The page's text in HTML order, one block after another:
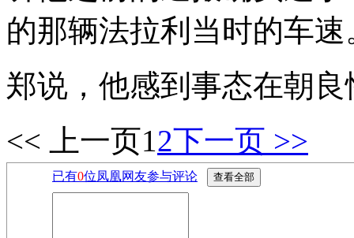
的那辆法拉利当时的车速
郑说，他感到事态在朝
<< 上一页12下一页 >>
已有0位凤凰网友参与评论